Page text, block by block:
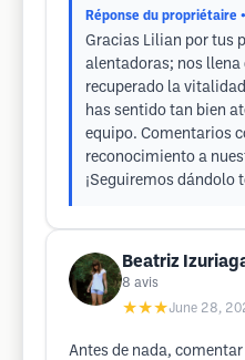
Réponse du propriétaire
Gracias Lilian por tus
alentadoras; nos llena
recuperado la
has sentido tan bien
equipo. Comentarios
reconocimiento a
¡Seguiremos dándolo
Beatriz
8 avis
★★★June 28,
Antes de nada, comentar